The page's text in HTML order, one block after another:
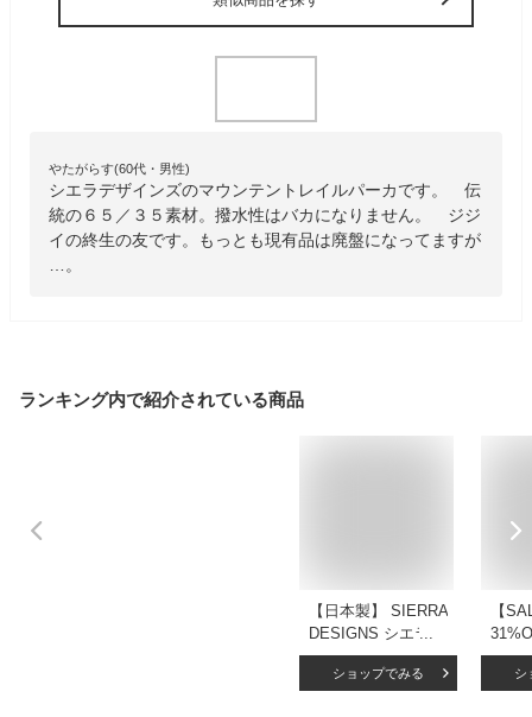
やたがらす(60代・男性)
シエラデザインズのマウンテントレイルパーカです。 伝
統の６５／３５素材。撥水性はバカになりません。 ジジ
イの終生の友です。もっとも現有品は廃盤になってますが
…。
ランキング内で紹介されている商品
【日本製】 SIERRA
DESIGNS シエラデ
ザイン 65/35 スト
リートジャケット
ショップでみる
【
マウ
シ